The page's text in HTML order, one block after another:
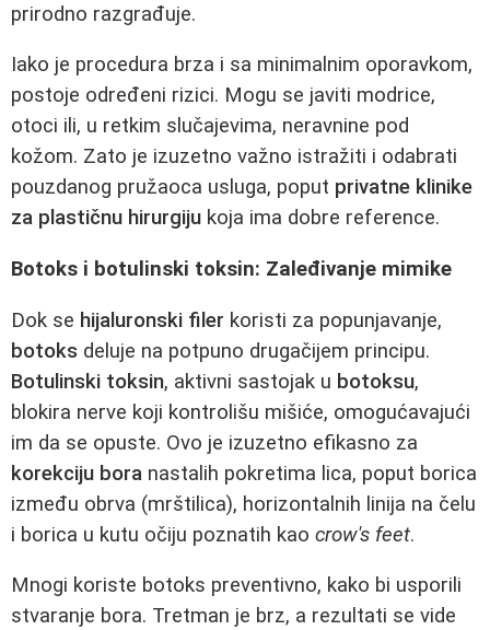
prirodno razgrađuje.
Iako je procedura brza i sa minimalnim oporavkom,
postoje određeni rizici. Mogu se javiti modrice,
otoci ili, u retkim slučajevima, neravnine pod
kožom. Zato je izuzetno važno istražiti i odabrati
pouzdanog pružaoca usluga, poput privatne klinike
za plastičnu hirurgiju koja ima dobre reference.
Botoks i botulinski toksin: Zaleđivanje mimike
Dok se hijaluronski filer koristi za popunjavanje,
botoks deluje na potpuno drugačijem principu.
Botulinski toksin, aktivni sastojak u botoksu,
blokira nerve koji kontrolišu mišiće, omogućavajući
im da se opuste. Ovo je izuzetno efikasno za
korekciju bora nastalih pokretima lica, poput borica
između obrva (mrštilica), horizontalnih linija na čelu
i borica u kutu očiju poznatih kao crow's feet.
Mnogi koriste botoks preventivno, kako bi usporili
stvaranje bora. Tretman je brz, a rezultati se vide